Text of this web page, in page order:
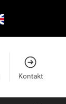
Kontakt